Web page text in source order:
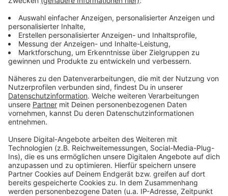
Anzeige
Das "Wheel of Vision" auf dem Burgplatz
Bilanz Weihnachtsmarkt
Die DEG-Winterwelt
Eisbahn wird aufgebaut
Schlechtes Geschäft für Gastronomie und
Schausteller
Anzeige